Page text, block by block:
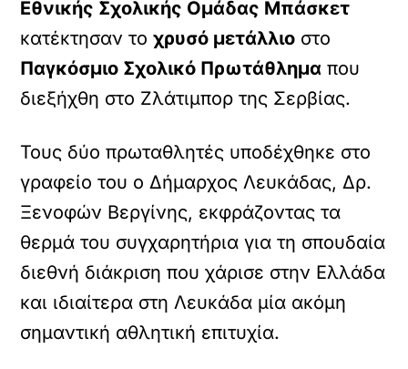
Εθνικής Σχολικής Ομάδας Μπάσκετ
κατέκτησαν τοχρυσό μετάλλιο στο
Παγκόσμιο Σχολικό Πρωτάθλημα που
διεξήχθη στο Ζλάτιμπορ της Σερβίας.
Τους δύο πρωταθλητές υποδέχθηκε στο
γραφείο του ο Δήμαρχος Λευκάδας, Δρ.
Ξενοφών Βεργίνης, εκφράζοντας τα
θερμά του συγχαρητήρια για τη σπουδαία
διεθνή διάκριση που χάρισε στην Ελλάδα
και ιδιαίτερα στη Λευκάδα μία ακόμη
σημαντική αθλητική επιτυχία.